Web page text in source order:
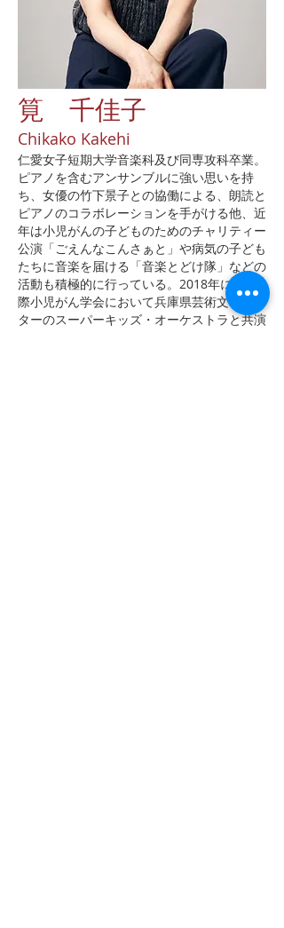
筧 千佳子
Chikako Kakehi
仁愛女子短期大学音楽科及び同専攻科卒業。
ピアノを含むアンサンブルに強い思いを持
ち、女優の竹下景子との協働による、朗読と
ピアノのコラボレーションを手がける他、近
年は小児がんの子どものためのチャリティー
公演「ごえんなこんさぁと」や病気の子ども
たちに音楽を届ける「音楽とどけ隊」などの
活動も積極的に行っている。2018年には国
際小児がん学会において兵庫県芸術文化セン
ターのスーパーキッズ・オーケストラと共演